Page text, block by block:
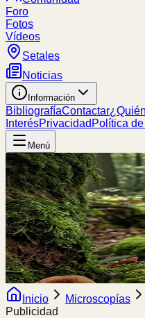
Foro
Fotos
Vídeos
Setales
Noticias
Información
BibliografíaContactar
InterésPrivacidad Política
Menú
Inicio Microscopías
Publicidad